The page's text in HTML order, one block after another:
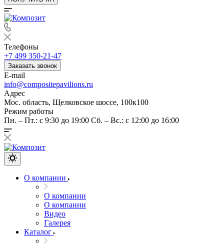
Телефоны
+7 499 350-21-47
Заказать звонок
E-mail
info@compositepavilions.ru
Адрес
Мос. область, Щелковское шоссе, 100к100
Режим работы
Пн. – Пт.: с 9:30 до 19:00 Сб. – Вс.: с 12:00 до 16:00
О компании
О компании
О компании
Видео
Галерея
Каталог